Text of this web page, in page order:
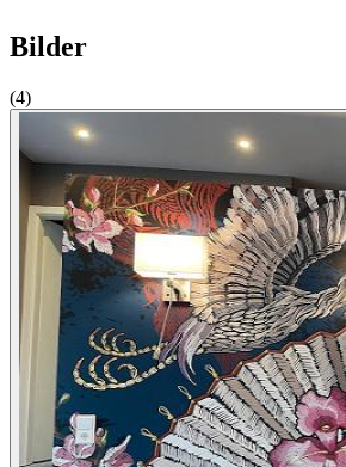
Bilder
(4)